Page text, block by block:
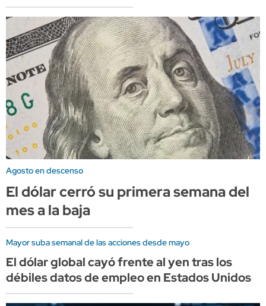
Agosto en descenso
El dólar cerró su primera semana del
mes a la baja
Mayor suba semanal de las acciones desde mayo
El dólar global cayó frente al yen tras los
débiles datos de empleo en Estados Unidos